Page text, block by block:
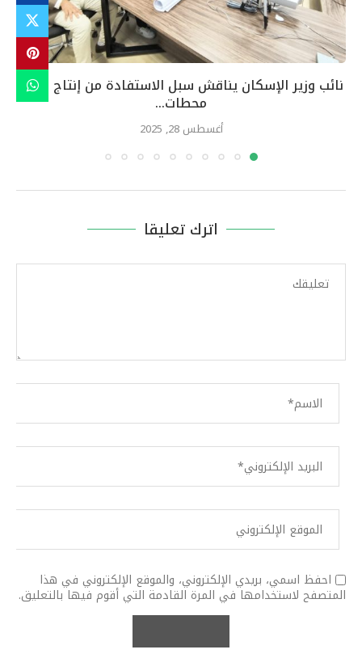
نائب وزير الإسكان يناقش سبل الاستفادة من إنتاج مجمع
محطات...
أغسطس 28, 2025
اترك تعليقا
احفظ اسمي، بريدي الإلكتروني، والموقع الإلكتروني في هذا
المتصفح لاستخدامها في المرة القادمة التي أقوم فيها بالتعليق.